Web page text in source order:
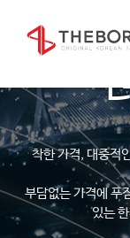
착한 가격, 대중적
부담없는 가격에 푸
있는